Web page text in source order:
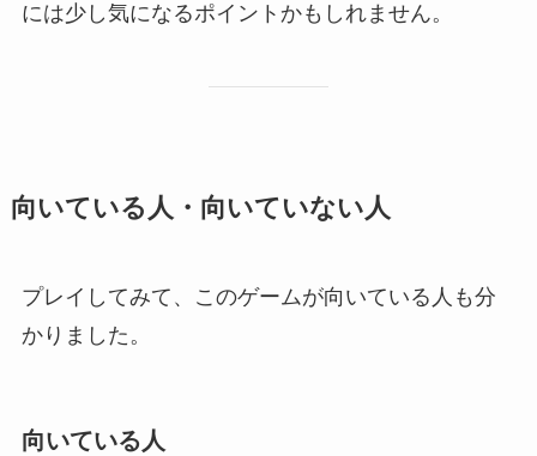
には少し気になるポイントかもしれません。
向いている人・向いていない人
プレイしてみて、このゲームが向いている人も分
かりました。
向いている人